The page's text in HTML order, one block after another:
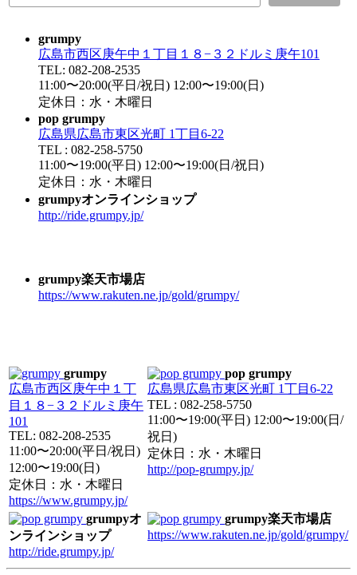
grumpy
広島市西区庚午中１丁目１８−３２ドルミ庚午101
TEL: 082-208-2535
11:00〜20:00(平日/祝日) 12:00〜19:00(日)
定休日：水・木曜日
pop grumpy
広島県広島市東区光町 1丁目6-22
TEL : 082-258-5750
11:00〜19:00(平日) 12:00〜19:00(日/祝日)
定休日：水・木曜日
grumpyオンラインショップ
http://ride.grumpy.jp/
grumpy楽天市場店
https://www.rakuten.ne.jp/gold/grumpy/
grumpy
広島市西区庚午中１丁
目１８−３２ドルミ庚午
101
TEL: 082-208-2535
11:00〜20:00(平日/祝日)
12:00〜19:00(日)
定休日：水・木曜日
https://www.grumpy.jp/
pop grumpy
広島県広島市東区光町 1丁目6-22
TEL : 082-258-5750
11:00〜19:00(平日) 12:00〜19:00(日/
祝日)
定休日：水・木曜日
http://pop-grumpy.jp/
grumpyオ
ンラインショップ
http://ride.grumpy.jp/
grumpy楽天市場店
https://www.rakuten.ne.jp/gold/grumpy/